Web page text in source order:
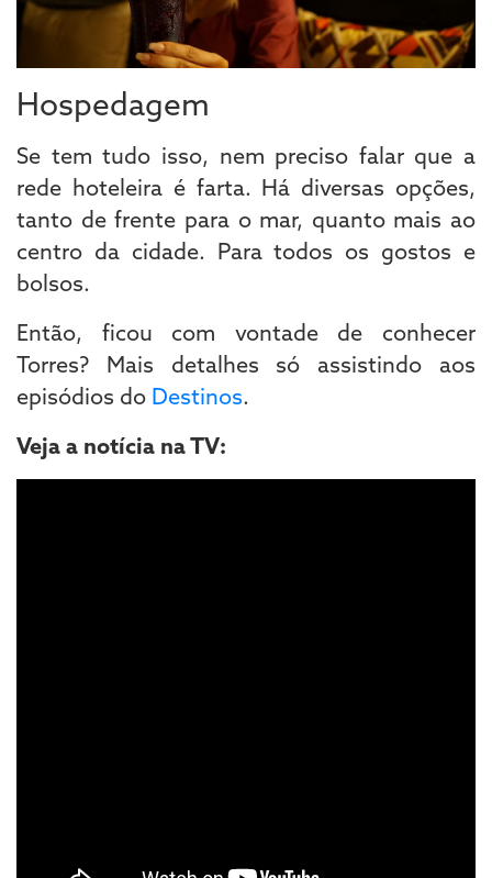
Hospedagem
Se tem tudo isso, nem preciso falar que a
rede hoteleira é farta. Há diversas opções,
tanto de frente para o mar, quanto mais ao
centro da cidade. Para todos os gostos e
bolsos.
Então, ficou com vontade de conhecer
Torres? Mais detalhes só assistindo aos
episódios do Destinos.
Veja a notícia na TV: